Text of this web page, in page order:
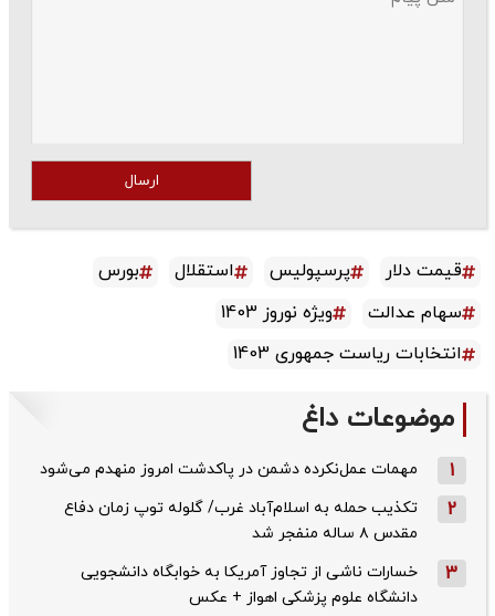
ارسال
قیمت دلار پرسپولیس استقلال
بورس
سهام عدالت
ویژه نوروز 1403
انتخابات ریاست جمهوری 1403
موضوعات داغ
1 مهمات عمل‌نکرده دشمن در پاکدشت امروز منهدم می‌شود
2
تکذیب حمله به اسلام‌آباد غرب/ گلوله توپ زمان دفاع
مقدس ۸ ساله منفجر شد
3
خسارات ناشی از تجاوز آمریکا به خوابگاه دانشجویی
دانشگاه علوم پزشکی اهواز + عکس